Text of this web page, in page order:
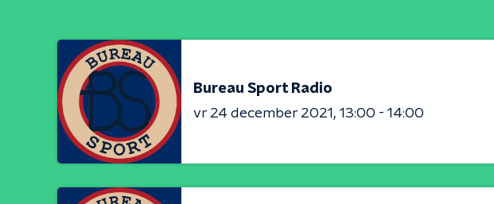
Bureau Sport Radio
vr 24 december 2021
13:00 - 14:00